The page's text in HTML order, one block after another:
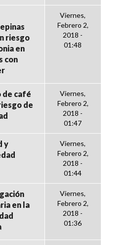
riesgo
en
con
Viernes,
Febrero 2,
2018 -
01:48
de café
de
Viernes,
Febrero 2,
2018 -
01:47
y
Viernes,
Febrero 2,
2018 -
01:44
en la
Viernes,
Febrero 2,
2018 -
01:36